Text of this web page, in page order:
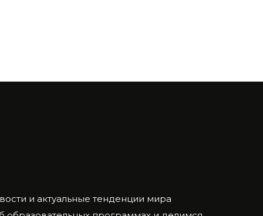
и актуальные тенденции мира